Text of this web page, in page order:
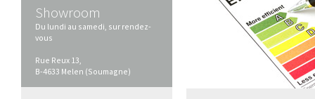
Showroom
Du lundi au samedi, sur rendez-
vous
Rue Reux 13,
B-4633 Melen (Soumagne)
Les LEDs
ambiance